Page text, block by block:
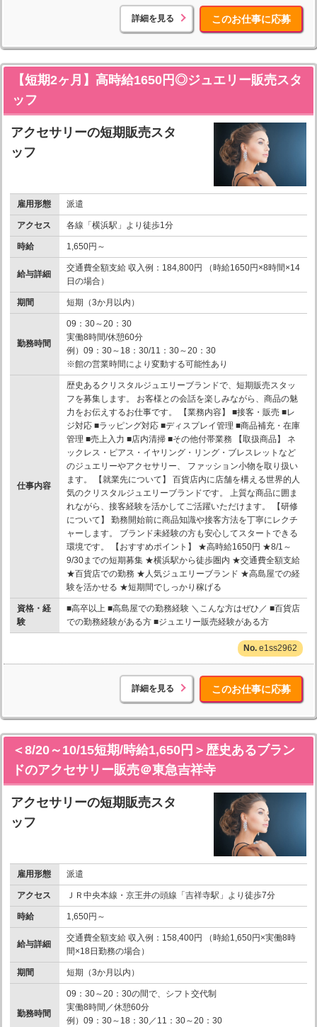
詳細を見る このお仕事に応募
【短期2ヶ月】高時給1650円◎ジュエリー販売スタ
ッフ
アクセサリーの短期販売スタ
ッフ
雇用形態 派遣
アクセス 各線「横浜駅」より徒歩1分
時給 1,650円～
給与詳細
交通費全額支給 収入例：184,800円 （時給1650円×8時間×14
日の場合）
期間 短期（3か月以内）
勤務時間
09：30～20：30
実働8時間/休憩60分
例）09：30～18：30/11：30～20：30
※館の営業時間により変動する可能性あり
仕事内容
歴史あるクリスタルジュエリーブランドで、短期販売スタッ
フを募集します。 お客様との会話を楽しみながら、商品の魅
力をお伝えするお仕事です。 【業務内容】 ■接客・販売 ■レ
ジ対応 ■ラッピング対応 ■ディスプレイ管理 ■商品補充・在庫
管理 ■売上入力 ■店内清掃 ■その他付帯業務 【取扱商品】 ネ
ックレス・ピアス・イヤリング・リング・ブレスレットなど
のジュエリーやアクセサリー、 ファッション小物を取り扱い
ます。 【就業先について】 百貨店内に店舗を構える世界的人
気のクリスタルジュエリーブランドです。 上質な商品に囲ま
れながら、接客経験を活かしてご活躍いただけます。 【研修
について】 勤務開始前に商品知識や接客方法を丁寧にレクチ
ャーします。 ブランド未経験の方も安心してスタートできる
環境です。 【おすすめポイント】 ★高時給1650円 ★8/1～
9/30までの短期募集 ★横浜駅から徒歩圏内 ★交通費全額支給
★百貨店での勤務 ★人気ジュエリーブランド ★高島屋での経
験を活かせる ★短期間でしっかり稼げる
資格・経
験
■高卒以上 ■高島屋での勤務経験 ＼こんな方はぜひ／ ■百貨店
での勤務経験がある方 ■ジュエリー販売経験がある方
e1ss2962
詳細を見る このお仕事に応募
＜8/20～10/15短期/時給1,650円＞歴史あるブラン
ドのアクセサリー販売＠東急吉祥寺
アクセサリーの短期販売スタ
ッフ
雇用形態 派遣
アクセス ＪＲ中央本線・京王井の頭線「吉祥寺駅」より徒歩7分
時給 1,650円～
給与詳細
交通費全額支給 収入例：158,400円 （時給1,650円×実働8時
間×18日勤務の場合）
期間 短期（3か月以内）
勤務時間
09：30～20：30の間で、シフト交代制
実働8時間／休憩60分
例）09：30～18：30／11：30～20：30